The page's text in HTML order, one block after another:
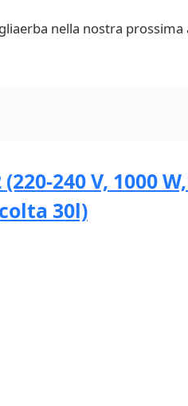
nella nostra
240 V, 1000
30l)